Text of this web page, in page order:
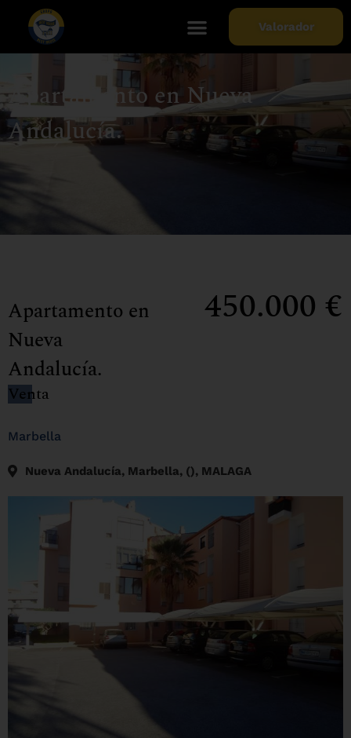
Valorador
Apartamento en Nueva
Andalucía.
Apartamento en
Nueva
Andalucía.
450.000 €
Venta
Marbella
Nueva Andalucía, Marbella, (), MALAGA